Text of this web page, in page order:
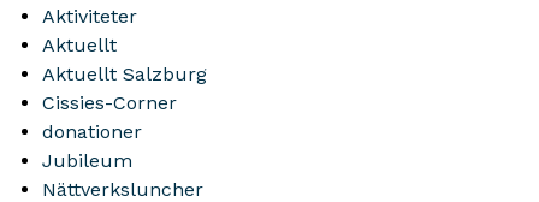
Aktiviteter
Aktuellt
Aktuellt Salzburg
Cissies-Corner
donationer
Jubileum
Nättverksluncher